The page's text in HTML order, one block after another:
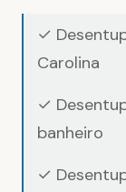
✓
Carolina
✓
banheiro
✓